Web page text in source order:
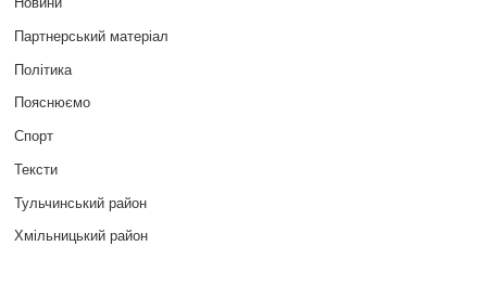
Партнерський матеріал
Політика
Пояснюємо
Спорт
Тексти
Тульчинський район
Хмільницький район